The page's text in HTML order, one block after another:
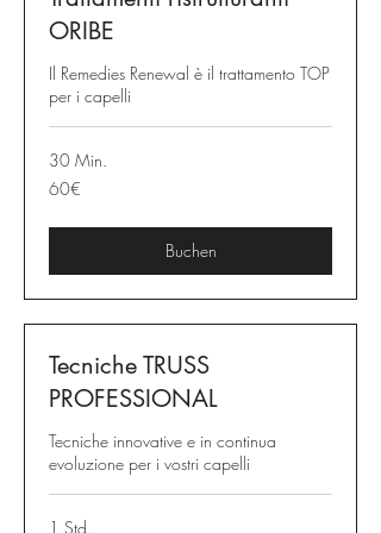
ORIBE
Il Remedies Renewal è il trattamento TOP
per i capelli
30 Min.
60€
60€
Buchen
Tecniche TRUSS
PROFESSIONAL
Tecniche innovative e in continua
evoluzione per i vostri capelli
1 Std.